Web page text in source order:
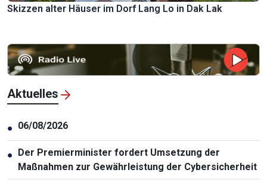
Skizzen alter Häuser im Dorf Lang Lo in Dak Lak
Aktuelles
● 06/08/2026
● Der Premierminister fordert Umsetzung der
Maßnahmen zur Gewährleistung der Cybersicherheit